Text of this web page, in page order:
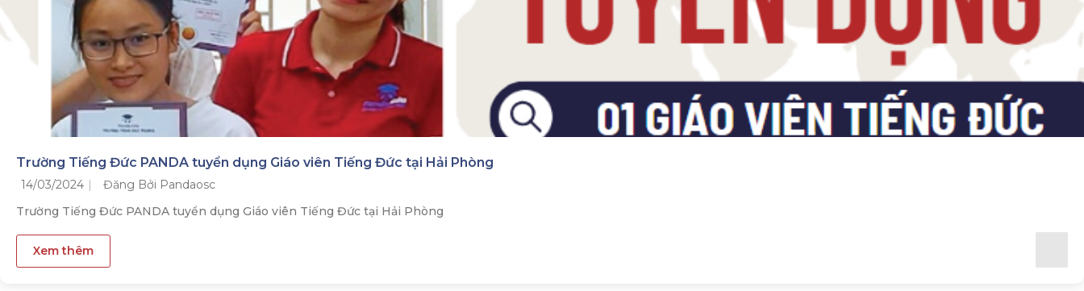
Trường Tiếng Đức PANDA tuyển dụng Giáo viên Tiếng Đức tại Hải Phòng
14/03/2024
Đăng Bởi Pandaosc
Trường Tiếng Đức PANDA tuyển dụng Giáo viên Tiếng Đức tại Hải Phòng
Xem thêm